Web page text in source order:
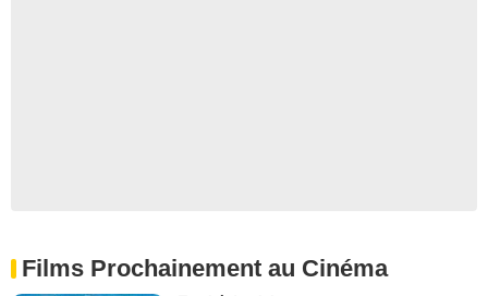
Films Prochainement au Cinéma